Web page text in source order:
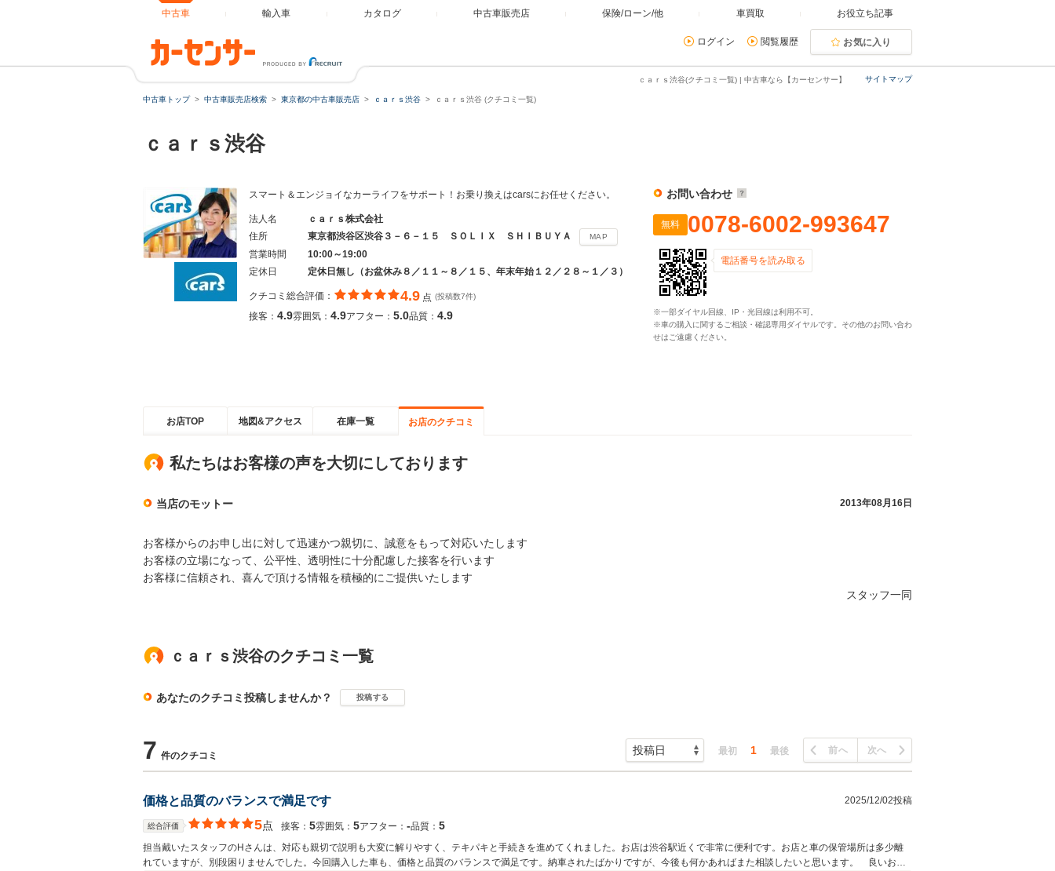
中古車 輸入車 カタログ 中古車販売店 保険/ローン/他 車買取 お役立ち記事
ログイン 閲覧履歴 お気に入り
サイトマップ
ｃａｒｓ渋谷(クチコミ一覧) | 中古車なら【カーセンサー】
中古車トップ 中古車販売店検索 東京都の中古車販売店 ｃａｒｓ渋谷 ｃａｒｓ渋谷 (クチコミ一覧)
ｃａｒｓ渋谷
スマート＆エンジョイなカーライフをサポート！お乗り換えはcarsにお任せください。
法人名
ｃａｒｓ株式会社
住所
東京都渋谷区渋谷３－６－１５ ＳＯＬＩＸ ＳＨＩＢＵＹＡ MAP
営業時間
10:00～19:00
定休日
定休日無し（お盆休み８／１１～８／１５、年末年始１２／２８～１／３）
クチコミ総合評価： 4.9 点 (投稿数7件)
接客： 4.9雰囲気： 4.9アフター： 5.0品質： 4.9
お問い合わせ
無料 0078-6002-993647
電話番号を読み取る
※一部ダイヤル回線、IP・光回線は利用不可。
※車の購入に関するご相談・確認専用ダイヤルです。その他のお問い合わ
せはご遠慮ください。
お店TOP 地図&アクセス 在庫一覧 お店のクチコミ
私たちはお客様の声を大切にしております
当店のモットー 2013年08月16日
お客様からのお申し出に対して迅速かつ親切に、誠意をもって対応いたします
お客様の立場になって、公平性、透明性に十分配慮した接客を行います
お客様に信頼され、喜んで頂ける情報を積極的にご提供いたします
スタッフ一同
ｃａｒｓ渋谷のクチコミ一覧
あなたのクチコミ投稿しませんか？ 投稿する
7 件のクチコミ 最初 1 最後 前へ 次へ
価格と品質のバランスで満足です 2025/12/02投稿
総合評価 5点 接客： 5雰囲気： 5アフター： ‐品質： 5
担当戴いたスタッフのHさんは、対応も親切で説明も大変に解りやすく、テキパキと手続きを進めてくれました。お店は渋谷駅近くで非常に便利です。お店と車の保管場所は多少離
れていますが、別段困りませんでした。今回購入した車も、価格と品質のバランスで満足です。納車されたばかりですが、今後も何かあればまた相談したいと思います。 良いお店